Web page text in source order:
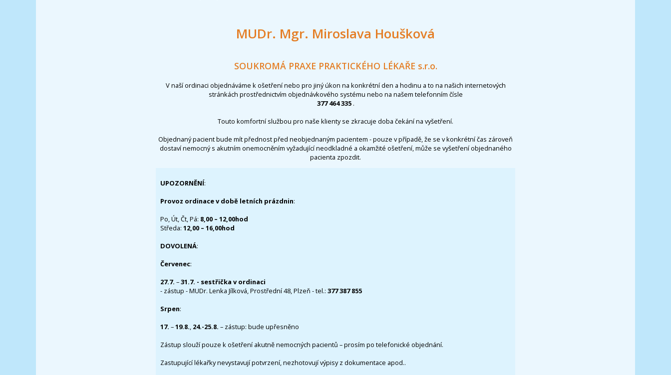
MUDr. Mgr. Miroslava Houšková
SOUKROMÁ PRAXE PRAKTICKÉHO LÉKAŘE s.r.o.
V naší ordinaci objednáváme k ošetření nebo pro jiný úkon na konkrétní den a hodinu a to na našich internetových
stránkách prostřednictvím objednávkového systému nebo na našem telefonním čísle
377 464 335 .
Touto komfortní službou pro naše klienty se zkracuje doba čekání na vyšetření.
Objednaný pacient bude mít přednost před neobjednaným pacientem - pouze v případě, že se v konkrétní čas zároveň
dostaví nemocný s akutním onemocněním vyžadující neodkladné a okamžité ošetření, může se vyšetření objednaného
pacienta zpozdit.
UPOZORNĚNÍ:
Provoz ordinace v době letních prázdnin:
Po, Út, Čt, Pá: 8,00 – 12,00hod
Středa: 12,00 – 16,00hod
DOVOLENÁ:
Červenec:
27.7. –31.7. - sestřička v ordinaci
- zástup - MUDr. Lenka Jílková, Prostřední 48, Plzeň - tel.: 377 387 855
Srpen:
17. –19.8., 24.-25.8. – zástup: bude upřesněno
Zástup slouží pouze k ošetření akutně nemocných pacientů – prosím po telefonické objednání.
Zastupující lékařky nevystavují potvrzení, nezhotovují výpisy z dokumentace apod..